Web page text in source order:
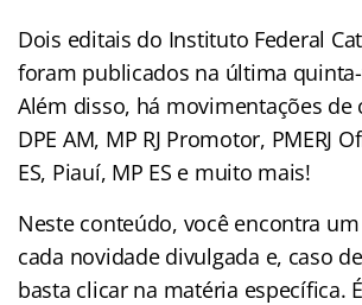
Dois editais do Instituto Federal
foram publicados na última
Além disso, há movimentações de
DPE AM, MP RJ Promotor, PMERJ
ES, Piauí, MP ES e muito mais!
Neste conteúdo, você encontra
cada novidade divulgada e, caso
basta clicar na matéria específica.